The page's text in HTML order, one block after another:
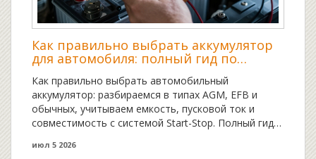
Как правильно выбрать аккумулятор
для автомобиля: полный гид по
типам, емкости и технологии
Как правильно выбрать автомобильный
аккумулятор: разбираемся в типах AGM, EFB и
обычных, учитываем емкость, пусковой ток и
совместимость с системой Start-Stop. Полный гид
июл 5 2026